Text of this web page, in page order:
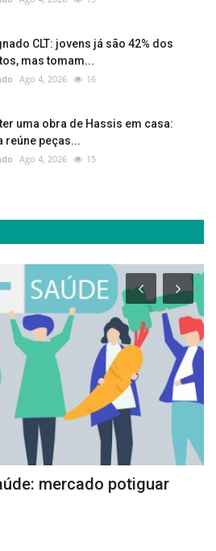
CLT: jovens já são 42% dos
mas tomam...
Ago 4, 2026 16
uma obra de Hassis em casa:
reúne peças...
Ago 4, 2026 15
mercado potiguar